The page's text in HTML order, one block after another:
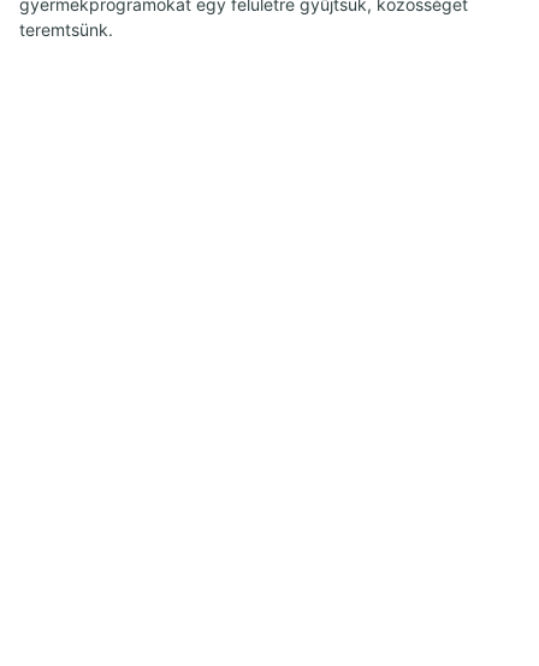
gyermekprogramokat egy felületre gyűjtsük, közösséget
teremtsünk.